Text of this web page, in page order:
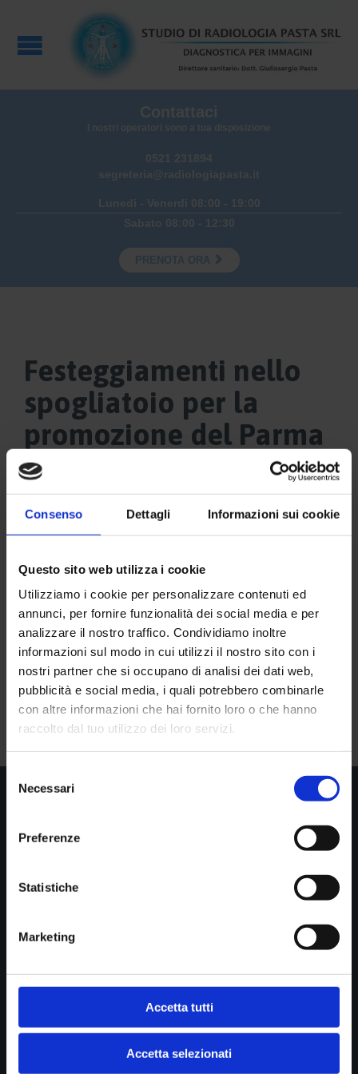
Consenso Dettagli Informazioni sui cookie
Questo sito web utilizza i cookie
Utilizziamo i cookie per personalizzare contenuti ed
annunci, per fornire funzionalità dei social media e per
analizzare il nostro traffico. Condividiamo inoltre
informazioni sul modo in cui utilizzi il nostro sito con i
nostri partner che si occupano di analisi dei dati web,
pubblicità e social media, i quali potrebbero combinarle
con altre informazioni che hai fornito loro o che hanno
raccolto dal tuo utilizzo dei loro servizi.
delNecessari
Preferenze
Statistiche
Marketing
Accetta tutti
Accetta selezionati
Contattaci
I nostri operatori sono a tua disposizione
0521 231894
segreteria@radiologiapasta.it
Lunedi - Venerdi 08:00 - 19:00
Sabato 08:00 - 12:30
PRENOTA ORA 
Festeggiamenti nello
spogliatoio per la
promozione del Parma
in Serie A
00:00 00:41
Diagnostica per immagini